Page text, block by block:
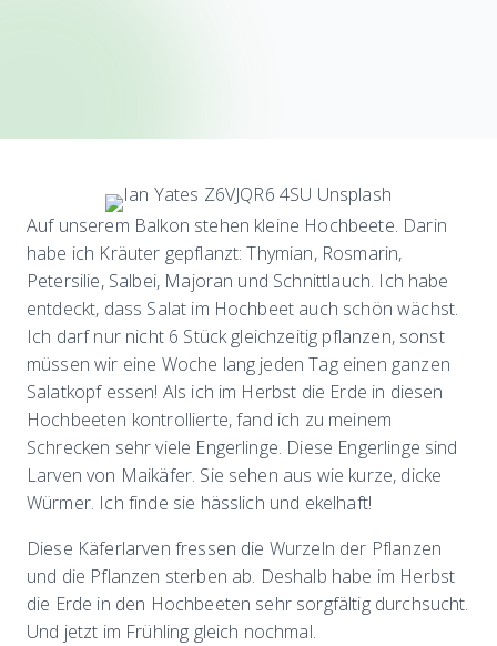
Auf unserem Balkon stehen kleine Hochbeete. Darin
habe ich Kräuter gepflanzt: Thymian, Rosmarin,
Petersilie, Salbei, Majoran und Schnittlauch. Ich habe
entdeckt, dass Salat im Hochbeet auch schön wächst.
Ich darf nur nicht 6 Stück gleichzeitig pflanzen, sonst
müssen wir eine Woche lang jeden Tag einen ganzen
Salatkopf essen! Als ich im Herbst die Erde in diesen
Hochbeeten kontrollierte, fand ich zu meinem
Schrecken sehr viele Engerlinge. Diese Engerlinge sind
Larven von Maikäfer. Sie sehen aus wie kurze, dicke
Würmer. Ich finde sie hässlich und ekelhaft!
Diese Käferlarven fressen die Wurzeln der Pflanzen
und die Pflanzen sterben ab. Deshalb habe im Herbst
die Erde in den Hochbeeten sehr sorgfältig durchsucht.
Und jetzt im Frühling gleich nochmal.